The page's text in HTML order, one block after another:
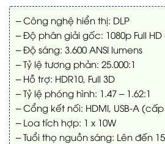
– Công nghệ hiển thị: DLP
– Độ phân giải gốc: 1080p Full HD
– Độ sáng: 3.600 ANSI lumens
– Tỷ lệ tương phản: 25.000:1
– Hỗ trợ: HDR10, Full 3D
– Tỷ lệ phóng hình: 1.47 – 1.62:1
– Cổng kết nối: HDMI, USB-A
– Loa tích hợp: 1 x 10W
– Tuổi thọ nguồn sáng: Lên đến